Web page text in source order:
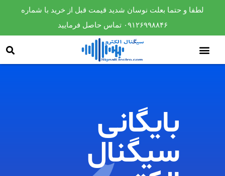
لطفا و حتما بعلت نوسان شدید قیمت قبل از خرید با شماره
۰۹۱۲۶۹۹۸۸۴۶ تماس حاصل فرمایید
بایگانی
سیگنال